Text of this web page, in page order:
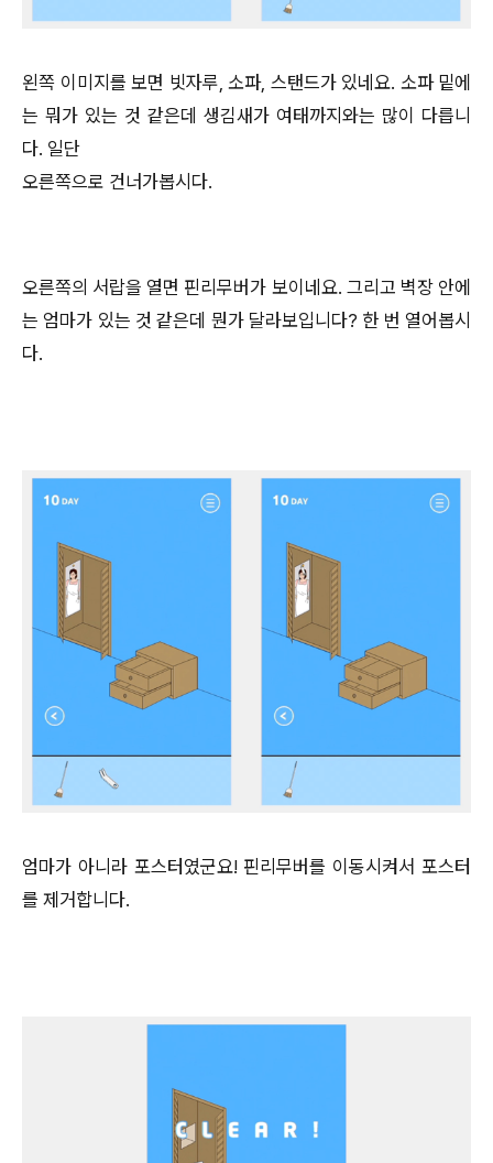
왼쪽 이미지를 보면 빗자루, 소파, 스탠드가 있네요. 소파 밑에
는 뭐가 있는 것 같은데 생김새가 여태까지와는 많이 다릅니
다. 일단
오른쪽으로 건너가봅시다.
오른쪽의 서랍을 열면 핀리무버가 보이네요. 그리고 벽장 안에
는 엄마가 있는 것 같은데 뭔가 달라보입니다? 한 번 열어봅시
다.
엄마가 아니라 포스터였군요! 핀리무버를 이동시켜서 포스터
를 제거합니다.